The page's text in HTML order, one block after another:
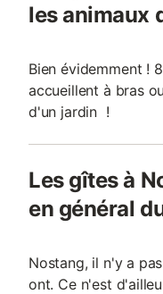
les animaux
Bien évidemment !
accueillent à bras
d'un jardin !
Les gîtes à
en général
Nostang, il n'y a
ont. Ce n'est